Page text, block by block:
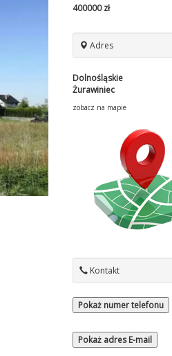
400000 zł
Adres
Dolnośląskie
Żurawiniec
zobacz na mapie
Kontakt
Pokaż numer telefonu
Pokaż adres E-mail